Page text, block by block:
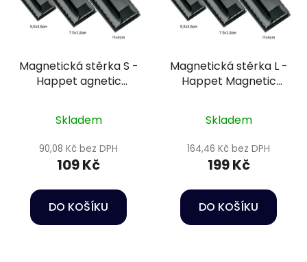
Magnetická stěrka S -
Happet agnetic
Skladem
90,08 Kč bez DPH
109 Kč
DO KOŠÍKU
Magnetická stěrka L -
Happet Magnetic
Skladem
164,46 Kč bez DPH
199 Kč
DO KOŠÍKU